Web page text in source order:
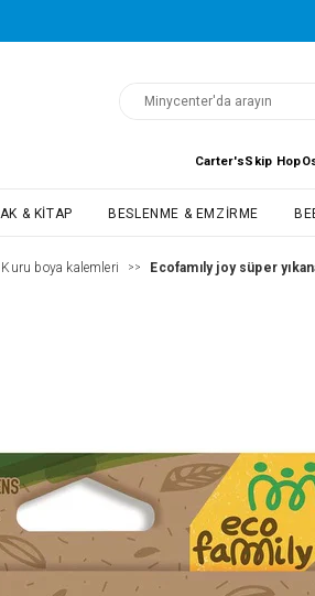
Carter'sSkip Hop
& KITAP BESLENME & EMZIRME
Kuru boya kalemleri >> Ecofamıly joy süper